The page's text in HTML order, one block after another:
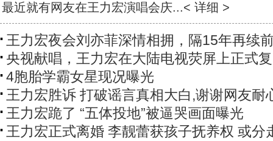
最近就有网友在王力宏演唱会庆...< 详细 >
王力宏夜会刘亦菲深情相拥，隔15年再续
央视献唱，王力宏在大陆电视荧屏上正式
4胞胎学霸女星现况曝光
王力宏胜诉 打破谣言真相大白,谢谢网友耐
王力宏跪了 “五体投地”被逼哭画面曝光
王力宏正式离婚 李靓蕾获孩子抚养权 或分